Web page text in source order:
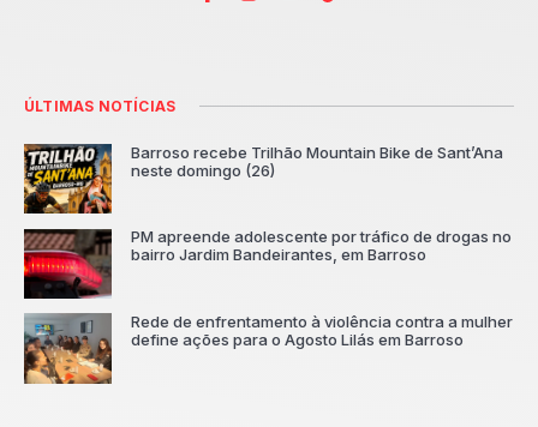
ÚLTIMAS NOTÍCIAS
Barroso recebe Trilhão Mountain Bike de Sant’Ana
neste domingo (26)
PM apreende adolescente por tráfico de drogas no
bairro Jardim Bandeirantes, em Barroso
Rede de enfrentamento à violência contra a mulher
define ações para o Agosto Lilás em Barroso